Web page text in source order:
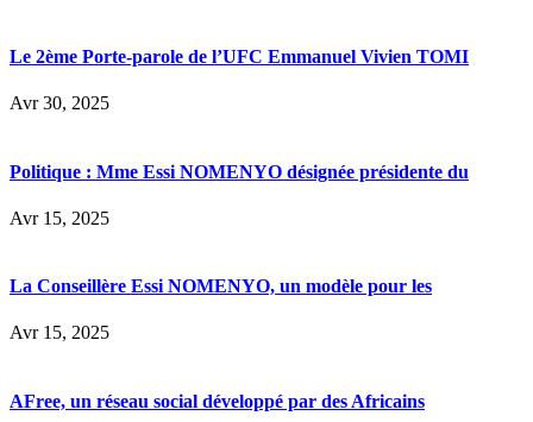
Le 2ème Porte-parole de l’UFC Emmanuel Vivien TOMI
Avr 30, 2025
Politique : Mme Essi NOMENYO désignée présidente du
Avr 15, 2025
La Conseillère Essi NOMENYO, un modèle pour les
Avr 15, 2025
AFree, un réseau social développé par des Africains